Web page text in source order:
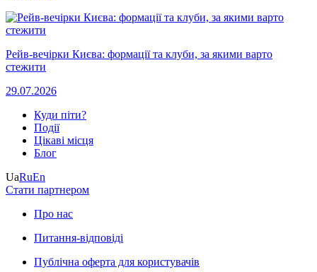
Рейв-вечірки Києва: формації та клуби, за якими варто
стежити
29.07.2026
Куди піти?
Події
Цікаві місця
Блог
UaRuEn
Стати партнером
Про нас
Питання-відповіді
Публічна оферта для користувачів